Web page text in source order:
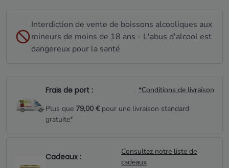
Interdiction de vente de boissons alcooliques aux
mineurs de moins de 18 ans - L'abus d'alcool est
dangereux pour la santé
Frais de port :
*Conditions de livraison
Plus que 79,00 €pour une livraison standard
gratuite*
Cadeaux :
Consultez notre liste de
cadeaux